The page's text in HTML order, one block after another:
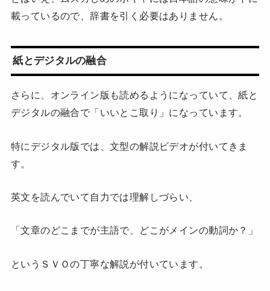
載っているので、辞書を引く必要はありません。
紙とデジタルの融合
さらに、オンライン版も読めるようになっていて、紙と
デジタルの融合で「いいとこ取り」になっています。
特にデジタル版では、文型の解説ビデオが付いてきま
す。
英文を読んでいて自力では理解しづらい、
「文章のどこまでが主語で、どこがメインの動詞か？」
というＳＶＯの丁寧な解説が付いています。